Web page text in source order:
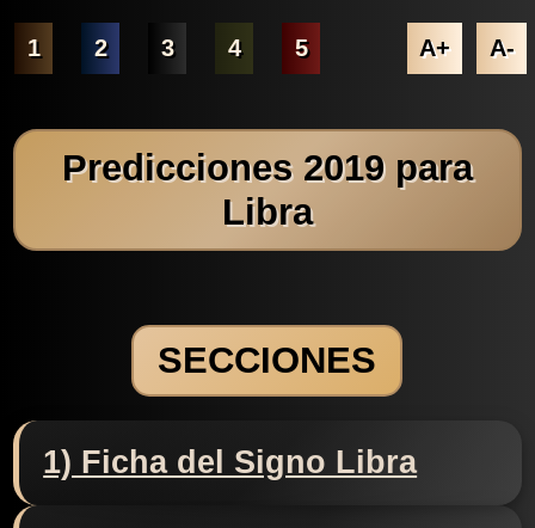
1 2 3 4 5 A+ A-
Predicciones 2019 para
Libra
SECCIONES
1) Ficha del Signo Libra